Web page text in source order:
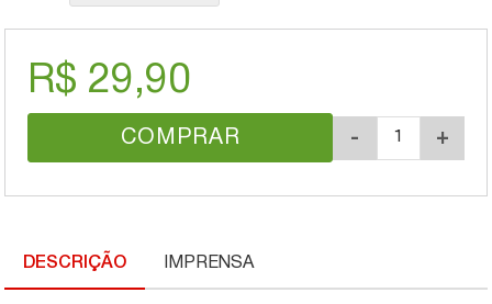
R$ 29,90
COMPRAR - +
DESCRIÇÃO IMPRENSA